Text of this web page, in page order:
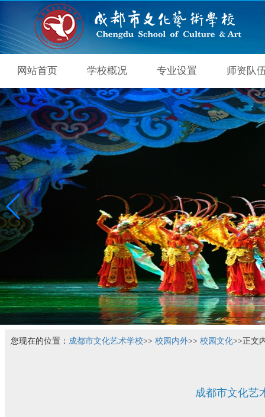
网站首页 学校概况 专业设置 师资队
您现在的位置： 成都市文化艺术学校>> 校园内外>> 校园文化>>正文
成都市文化艺